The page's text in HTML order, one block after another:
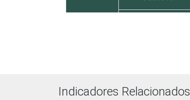
profissionais
Indicadores Relacionados